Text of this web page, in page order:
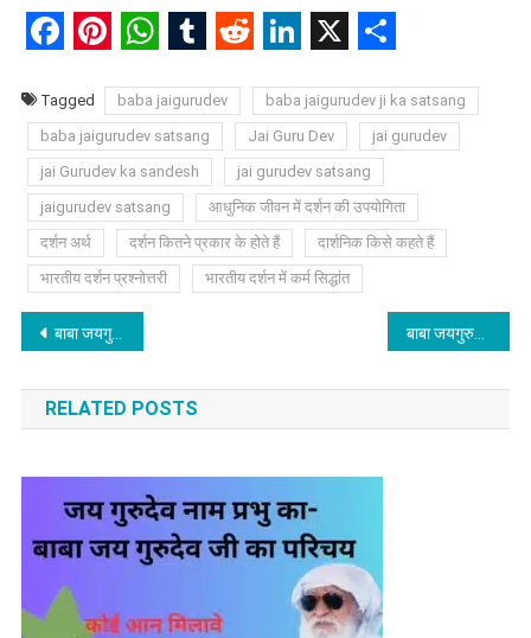
Tagged baba jaigurudev
baba jaigurudev ji ka satsang
baba jaigurudev satsang
Jai Guru Dev
jai gurudev
jai Gurudev ka sandesh
jai gurudev satsang
jaigurudev satsang
आधुनिक जीवन में दर्शन की उपयोगिता
दर्शन अर्थ
दर्शन कितने प्रकार के होते हैं
दार्शनिक किसे कहते हैं
भारतीय दर्शन प्रश्नोत्तरी
भारतीय दर्शन में कर्म सिद्धांत
Post
navigation
बाबा जयगुरुदेव जी के डायरी के पन्ने, प्रतिदिन के विचार
RELATED POSTS